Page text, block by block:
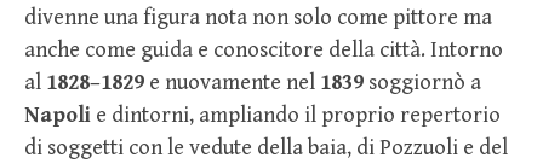
divenne una figura nota non solo come pittore ma
anche come guida e conoscitore della città. Intorno
al 1828–1829 e nuovamente nel 1839 soggiornò a
Napoli e dintorni, ampliando il proprio repertorio
di soggetti con le vedute della baia, di Pozzuoli e del